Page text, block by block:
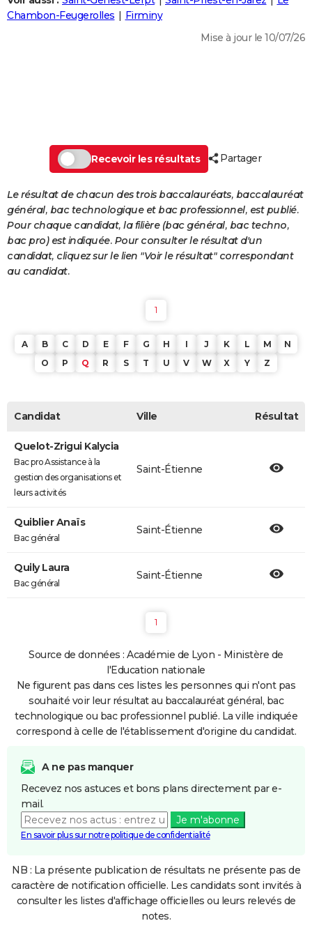
Destinations
City break
Voyage nature
Voyage de noces
Forum
Climat
+
PHOTO
Dictionnaire
PROGRAMME TV
S'inscrire
Se connecter
Lycées
Collèges
Primaires
Universités
Entreprises
Service militaire
Avis de recherche
AVIS DE DÉCÈS
FORUM
Bricolage
Lifestyle
Culture
Sport
Auto
Television
Voyage
Cinema
Chambon-Feugerolles
Firminy
Mise à jour le 10/07/26
Recevoir les résultats Partager
Le résultat de chacun des trois baccalauréats, baccalauréat
général, bac technologique et bac professionnel, est publié.
Pour chaque candidat, la filière (bac général, bac techno,
bac pro) est indiquée. Pour consulter le résultat d'un
candidat, cliquez sur le lien "Voir le résultat" correspondant
au candidat.
1
A B C D E F G H I J K L M
N
O
P Q R S T U V W X Y Z
Candidat Ville Résultat
Quelot-Zrigui Kalycia
Bac pro Assistance à la
gestion des organisations et
leurs activités
Saint-Étienne
Quiblier Anaïs
Bac général
Saint-Étienne
Quily Laura
Bac général
Saint-Étienne
1
Source de données : Académie de Lyon - Ministère de
l'Education nationale
Ne figurent pas dans ces listes les personnes qui n'ont pas
souhaité voir leur résultat au baccalauréat général, bac
technologique ou bac professionnel publié. La ville indiquée
correspond à celle de l'établissement d'origine du candidat.
A ne pas manquer
Recevez nos astuces et bons plans directement par e-
mail.
Je m'abonne
En savoir plus sur notre politique de confidentialité
NB : La présente publication de résultats ne présente pas de
caractère de notification officielle. Les candidats sont invités à
consulter les listes d'affichage officielles ou leurs relevés de
notes.